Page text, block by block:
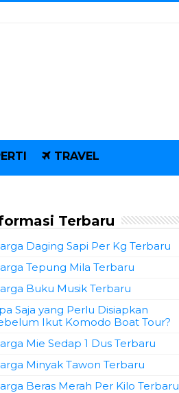
TRAVEL
Terbaru
Daging Sapi Per Kg Terbaru
Tepung Mila Terbaru
Buku Musik Terbaru
Saja yang Perlu Disiapkan
Ikut Komodo Boat Tour?
Mie Sedap 1 Dus Terbaru
Minyak Tawon Terbaru
Beras Merah Per Kilo Terbaru